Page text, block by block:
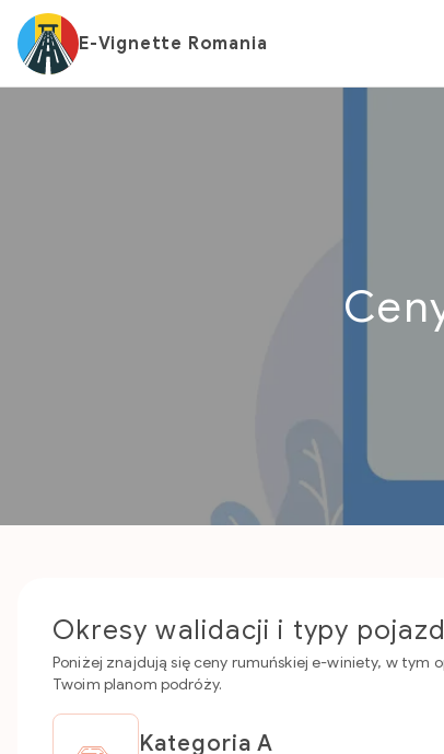
E-Vignette Romania
Okresy walidacji i typy
Poniżej znajdują się ceny rumuńskiej e-winiety, w tym
Twoim planom podróży.
Kategoria A